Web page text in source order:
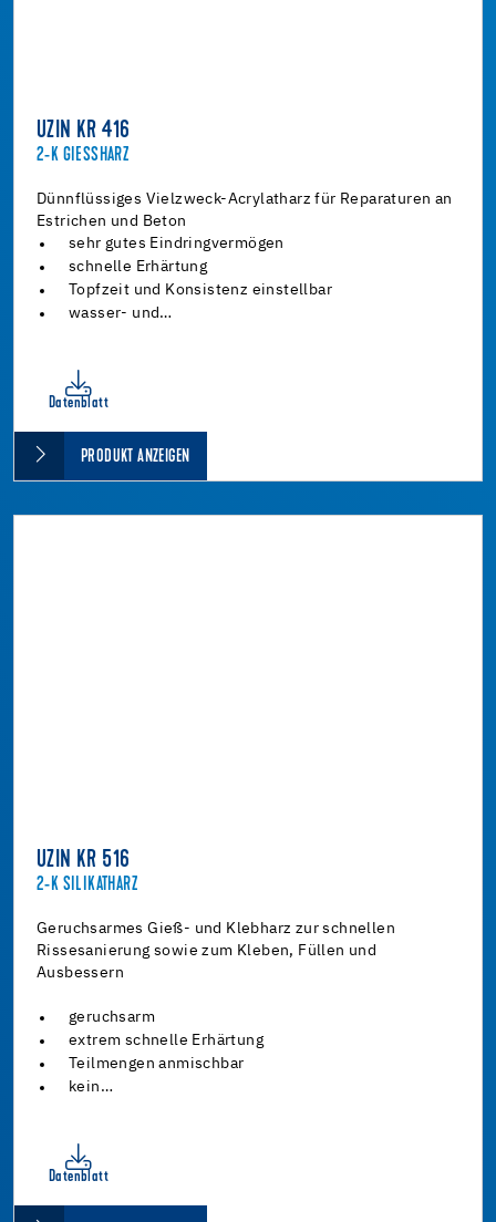
UZIN KR 416
2-K GIESSHARZ
Dünnflüssiges Vielzweck-Acrylatharz für Reparaturen an
Estrichen und Beton
sehr gutes Eindringvermögen
schnelle Erhärtung
Topfzeit und Konsistenz einstellbar
wasser- und…
Datenblatt
PRODUKT ANZEIGEN
UZIN KR 516
2-K SILIKATHARZ
Geruchsarmes Gieß- und Klebharz zur schnellen
Rissesanierung sowie zum Kleben, Füllen und
Ausbessern
geruchsarm
extrem schnelle Erhärtung
Teilmengen anmischbar
kein…
Datenblatt